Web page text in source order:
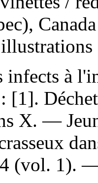
à
[1].
X. —
(vol. 1).